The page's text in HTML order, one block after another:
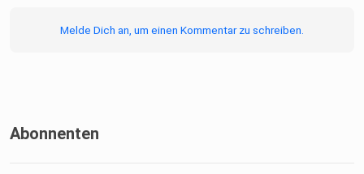
Melde Dich an, um einen Kommentar zu schreiben.
Abonnenten